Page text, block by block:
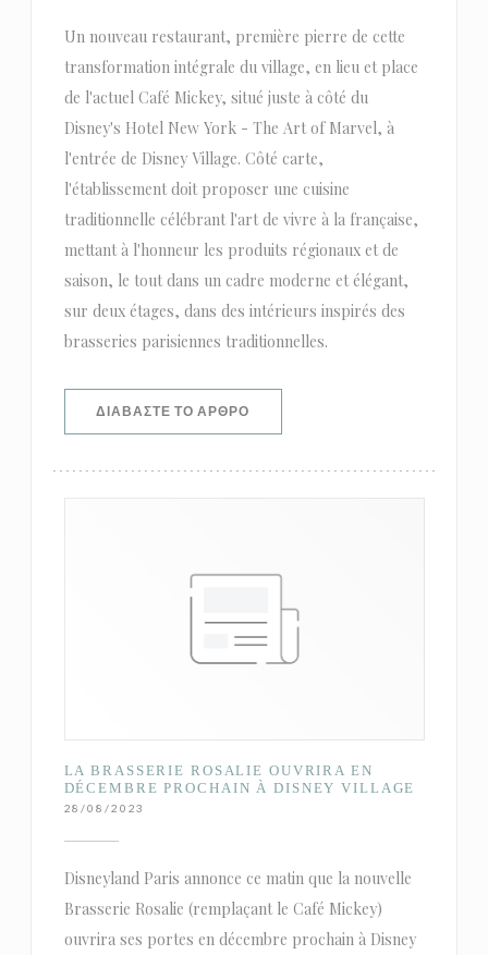
Un nouveau restaurant, première pierre de cette
transformation intégrale du village, en lieu et place
de l'actuel Café Mickey, situé juste à côté du
Disney's Hotel New York - The Art of Marvel, à
l'entrée de Disney Village. Côté carte,
l'établissement doit proposer une cuisine
traditionnelle célébrant l'art de vivre à la française,
mettant à l'honneur les produits régionaux et de
saison, le tout dans un cadre moderne et élégant,
sur deux étages, dans des intérieurs inspirés des
brasseries parisiennes traditionnelles.
ΔΙΑΒΆΣΤΕ ΤΟ ΆΡΘΡΟ
LA BRASSERIE ROSALIE OUVRIRA EN
DÉCEMBRE PROCHAIN À DISNEY VILLAGE
28/08/2023
Disneyland Paris annonce ce matin que la nouvelle
Brasserie Rosalie (remplaçant le Café Mickey)
ouvrira ses portes en décembre prochain à Disney